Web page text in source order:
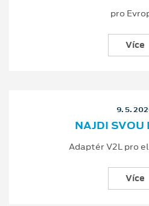
pro
Více
9. 5.
NAJDI SVOU
Adaptér V2L pro
Více